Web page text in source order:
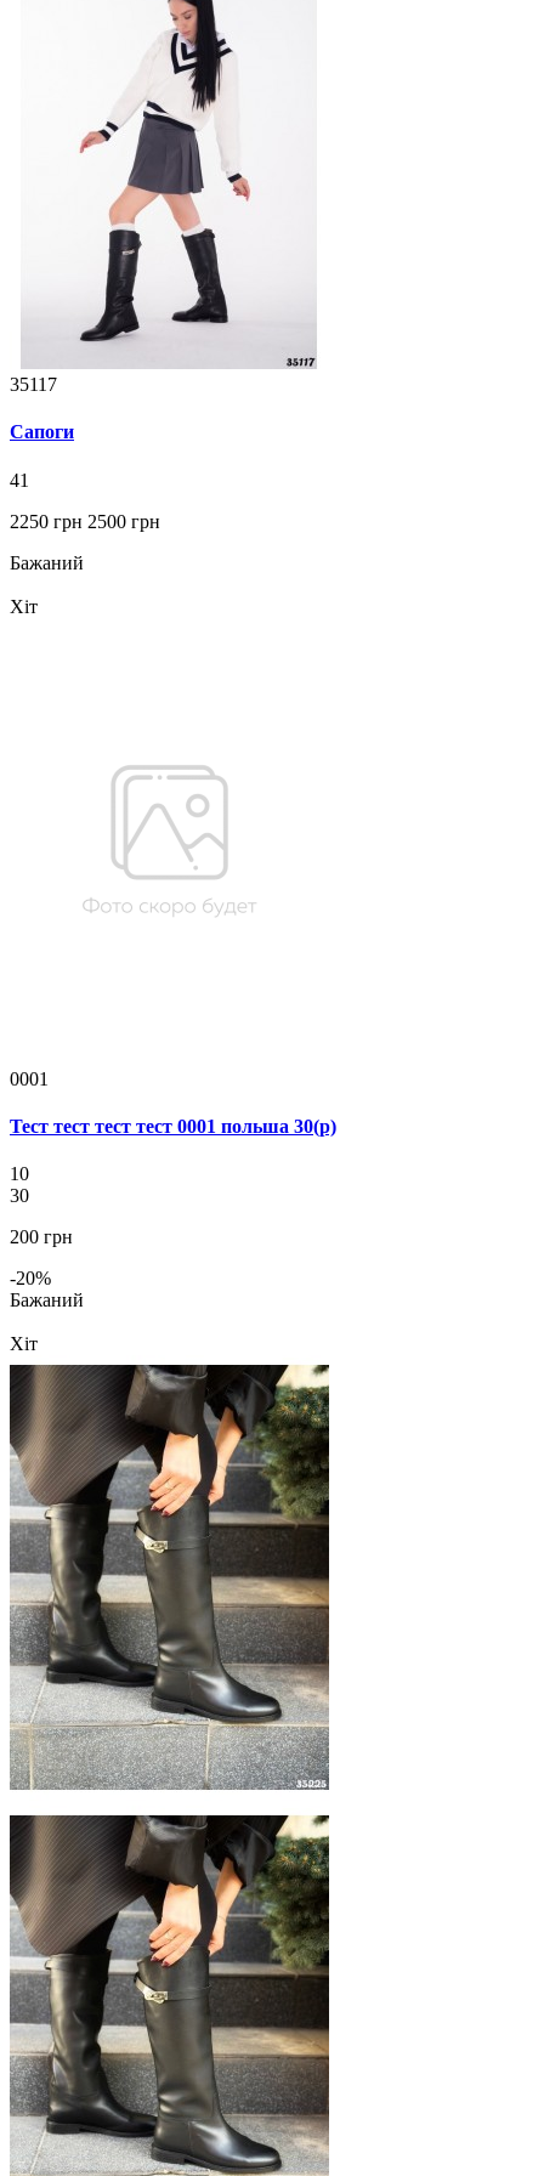
35117
Сапоги
41
2250 грн 2500 грн
Бажаний
Хіт
0001
Тест тест тест тест 0001 польша 30(р)
10
30
200 грн
-20%
Бажаний
Хіт